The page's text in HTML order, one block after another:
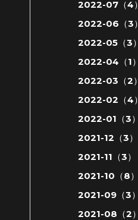
2022-07（4）
2022-06（3）
2022-05（3）
2022-04（1）
2022-03（2）
2022-02（4）
2022-01（3）
2021-12（3）
2021-11（3）
2021-10（8）
2021-09（3）
2021-08（2）